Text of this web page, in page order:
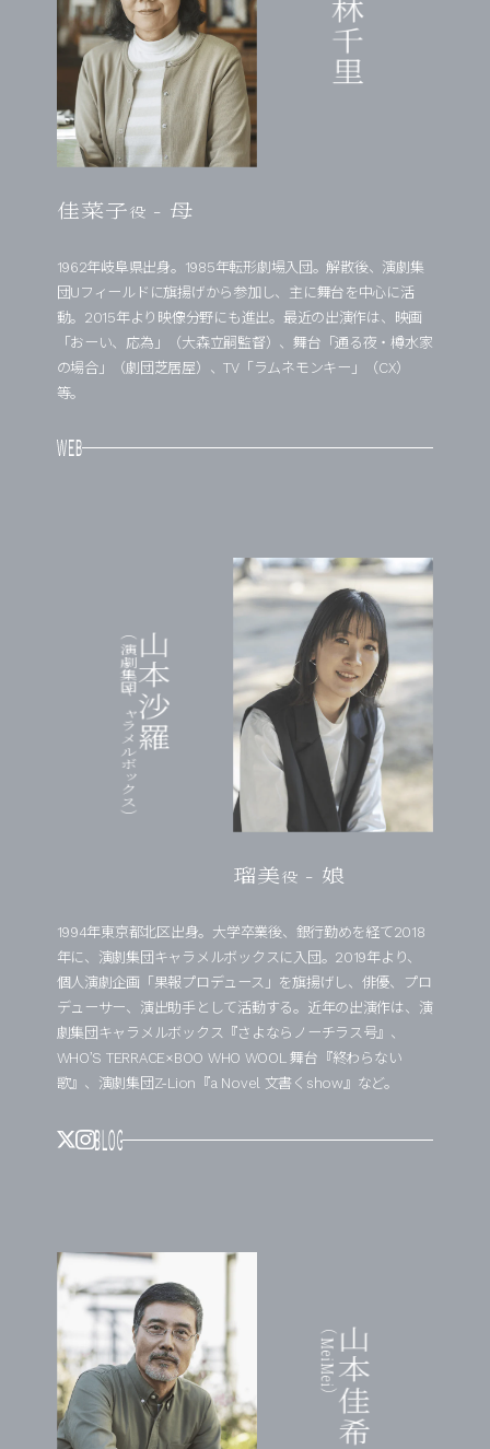
佳菜子役 - 母
小林千里
1962年岐阜県出身。1985年転形劇場入団。解散後、演劇集
団Uフィールドに旗揚げから参加し、主に舞台を中心に活
動。2015年より映像分野にも進出。最近の出演作は、映画
「おーい、応為」（大森立嗣監督）、舞台「通る夜・樽水家
の場合」（劇団芝居屋）、TV「ラムネモンキー」（CX）
等。
瑠美役 - 娘
山本沙羅
（演劇集団キャラメルボックス）
1994年東京都北区出身。大学卒業後、銀行勤めを経て2018
年に、演劇集団キャラメルボックスに入団。2019年より、
個人演劇企画「果報プロデュース」を旗揚げし、俳優、プロ
デューサー、演出助手として活動する。近年の出演作は、演
劇集団キャラメルボックス『さよならノーチラス号』、
WHO’S TERRACE×BOO WHO WOOL 舞台『終わらない
歌』、演劇集団Z-Lion『a Novel 文書くshow』など。
山本佳希
（MeiMei）